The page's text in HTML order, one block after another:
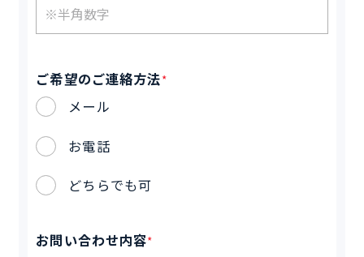
ご希望のご連絡方法*
メール
お電話
どちらでも可
お問い合わせ内容*